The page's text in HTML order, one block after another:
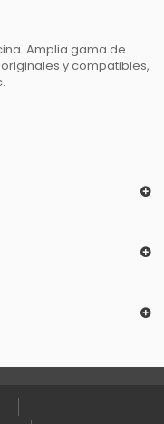
Amplia gama de
y compatibles,